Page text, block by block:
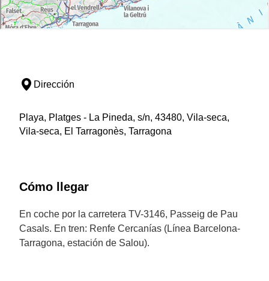
Dirección
Playa, Platges - La Pineda, s/n, 43480, Vila-seca,
Vila-seca, El Tarragonès, Tarragona
Cómo llegar
En coche por la carretera TV-3146, Passeig de Pau
Casals. En tren: Renfe Cercanías (Línea Barcelona-
Tarragona, estación de Salou).